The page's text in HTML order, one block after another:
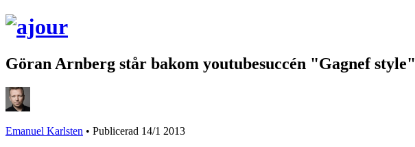
Göran Arnberg står bakom youtubesuccén "Gagnef style"
Emanuel Karlsten • Publicerad 14/1 2013